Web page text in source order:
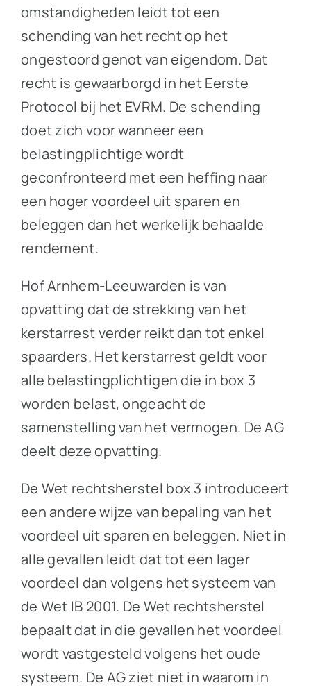
omstandigheden leidt tot een
schending van het recht op het
ongestoord genot van eigendom. Dat
recht is gewaarborgd in het Eerste
Protocol bij het EVRM. De schending
doet zich voor wanneer een
belastingplichtige wordt
geconfronteerd met een heffing naar
een hoger voordeel uit sparen en
beleggen dan het werkelijk behaalde
rendement.
Hof Arnhem-Leeuwarden is van
opvatting dat de strekking van het
kerstarrest verder reikt dan tot enkel
spaarders. Het kerstarrest geldt voor
alle belastingplichtigen die in box 3
worden belast, ongeacht de
samenstelling van het vermogen. De AG
deelt deze opvatting.
De Wet rechtsherstel box 3 introduceert
een andere wijze van bepaling van het
voordeel uit sparen en beleggen. Niet in
alle gevallen leidt dat tot een lager
voordeel dan volgens het systeem van
de Wet IB 2001. De Wet rechtsherstel
bepaalt dat in die gevallen het voordeel
wordt vastgesteld volgens het oude
systeem. De AG ziet niet in waarom in